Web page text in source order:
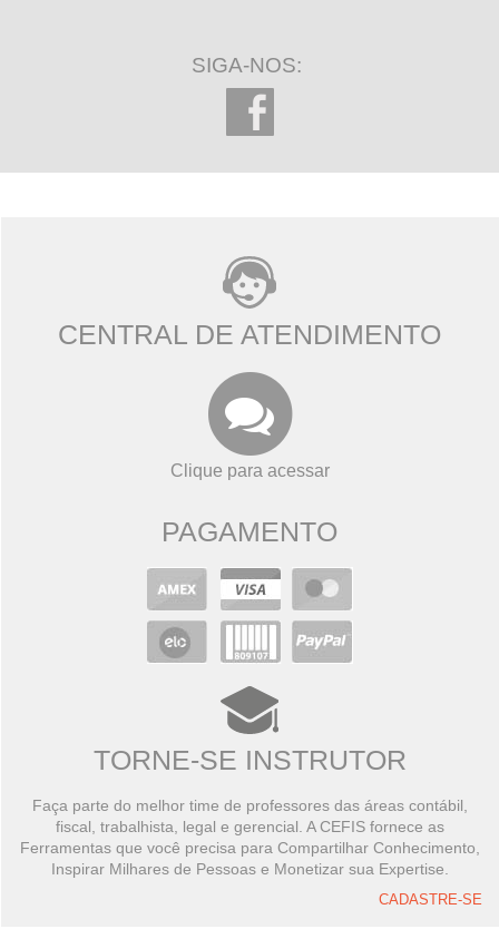
SIGA-NOS:
CENTRAL DE ATENDIMENTO
Clique para acessar
PAGAMENTO
TORNE-SE INSTRUTOR
Faça parte do melhor time de professores das áreas contábil,
fiscal, trabalhista, legal e gerencial. A CEFIS fornece as
Ferramentas que você precisa para Compartilhar Conhecimento,
Inspirar Milhares de Pessoas e Monetizar sua Expertise.
CADASTRE-SE